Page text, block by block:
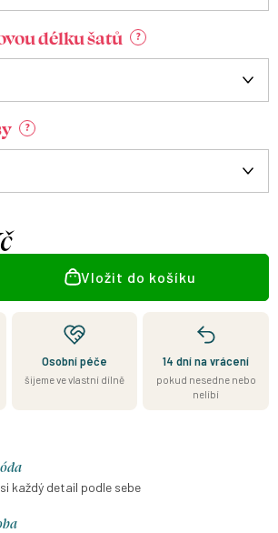
délku šatů ?
?
Vložit do košíku
Osobní péče
šijeme ve vlastní dílně
14 dní na vrácení
pokud nesedne nebo
nelíbí
každý detail podle sebe